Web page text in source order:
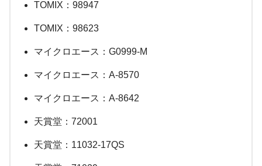
TOMIX：98947
TOMIX：98623
マイクロエース：G0999-M
マイクロエース：A-8570
マイクロエース：A-8642
天賞堂：72001
天賞堂：11032-17QS